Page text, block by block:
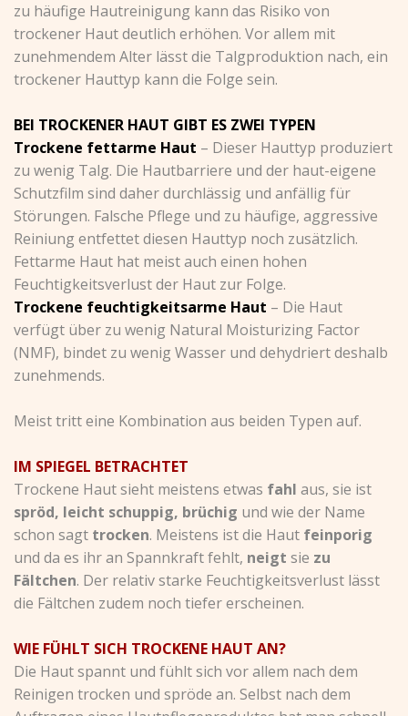
zu häufige Hautreinigung kann das Risiko von
trockener Haut deutlich erhöhen. Vor allem mit
zunehmendem Alter lässt die Talgproduktion nach, ein
trockener Hauttyp kann die Folge sein.
BEI TROCKENER HAUT GIBT ES ZWEI TYPEN
Trockene fettarme Haut – Dieser Hauttyp produziert
zu wenig Talg. Die Hautbarriere und der haut-eigene
Schutzfilm sind daher durchlässig und anfällig für
Störungen. Falsche Pflege und zu häufige, aggressive
Reiniung entfettet diesen Hauttyp noch zusätzlich.
Fettarme Haut hat meist auch einen hohen
Feuchtigkeitsverlust der Haut zur Folge.
Trockene feuchtigkeitsarme Haut – Die Haut
verfügt über zu wenig Natural Moisturizing Factor
(NMF), bindet zu wenig Wasser und dehydriert deshalb
zunehmends.
Meist tritt eine Kombination aus beiden Typen auf.
IM SPIEGEL BETRACHTET
Trockene Haut sieht meistens etwas fahl aus, sie ist
spröd, leicht schuppig, brüchig und wie der Name
schon sagt trocken. Meistens ist die Haut feinporig
und da es ihr an Spannkraft fehlt, neigt sie zu
Fältchen. Der relativ starke Feuchtigkeitsverlust lässt
die Fältchen zudem noch tiefer erscheinen.
WIE FÜHLT SICH TROCKENE HAUT AN?
Die Haut spannt und fühlt sich vor allem nach dem
Reinigen trocken und spröde an. Selbst nach dem